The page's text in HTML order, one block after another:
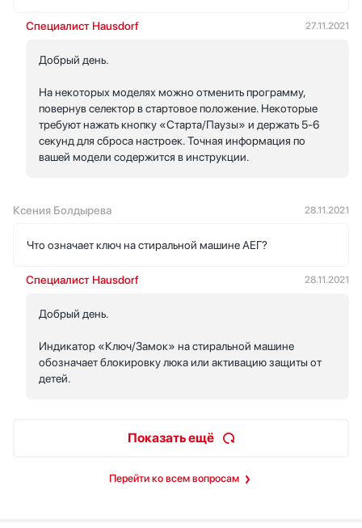
Специалист Hausdorf 27.11.2021
Добрый день.
На некоторых моделях можно отменить программу,
повернув селектор в стартовое положение. Некоторые
требуют нажать кнопку «Старта/Паузы» и держать 5-6
секунд для сброса настроек. Точная информация по
вашей модели содержится в инструкции.
Ксения Болдырева 28.11.2021
Что означает ключ на стиральной машине АЕГ?
Специалист Hausdorf 28.11.2021
Добрый день.
Индикатор «Ключ/Замок» на стиральной машине
обозначает блокировку люка или активацию защиты от
детей.
Показать ещё
Перейти ко всем вопросам